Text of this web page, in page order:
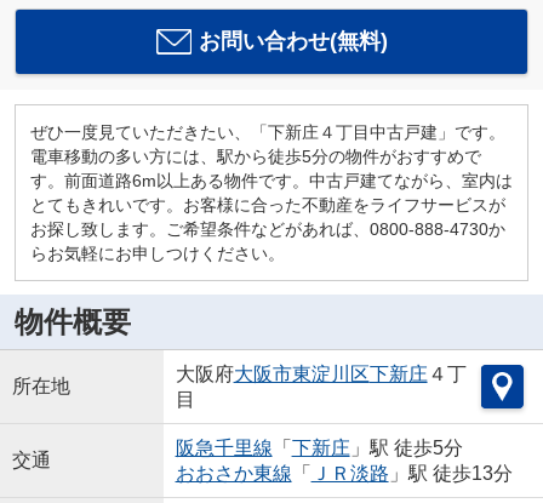
お問い合わせ(無料)
ぜひ一度見ていただきたい、「下新庄４丁目中古戸建」です。
電車移動の多い方には、駅から徒歩5分の物件がおすすめで
す。前面道路6m以上ある物件です。中古戸建てながら、室内は
とてもきれいです。お客様に合った不動産をライフサービスが
お探し致します。ご希望条件などがあれば、0800-888-4730か
らお気軽にお申しつけください。
物件概要
所在地
大阪府大阪市東淀川区下新庄 ４丁
目
交通
阪急千里線 「 下新庄 」駅 徒歩5分
おおさか東線 「 ＪＲ淡路 」駅 徒歩13分